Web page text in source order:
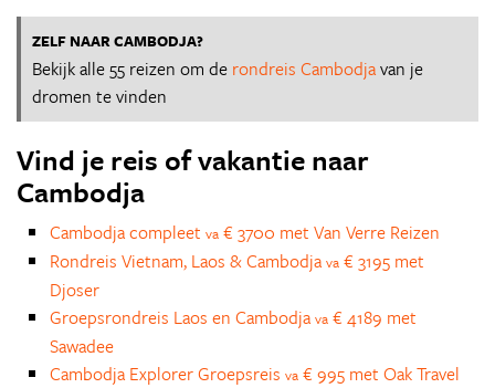
ZELF NAAR CAMBODJA?
Bekijk alle 55 reizen om de rondreis Cambodjavan je
dromen te vinden
Vind je reis of vakantie naar
Cambodja
Cambodja compleet va € 3700 met Van Verre Reizen
Rondreis Vietnam, Laos & Cambodja va € 3195 met
Djoser
Groepsrondreis Laos en Cambodja va € 4189 met
Sawadee
Cambodja Explorer Groepsreis va € 995 met Oak Travel